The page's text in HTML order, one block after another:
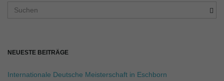
b
g
NEUESTE BEITRÄGE
Internationale Deutsche Meisterschaft in Eschborn